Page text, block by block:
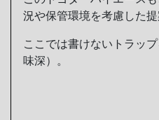
況や保管環境を考慮した提
ここでは書けないトラッ
味深）。